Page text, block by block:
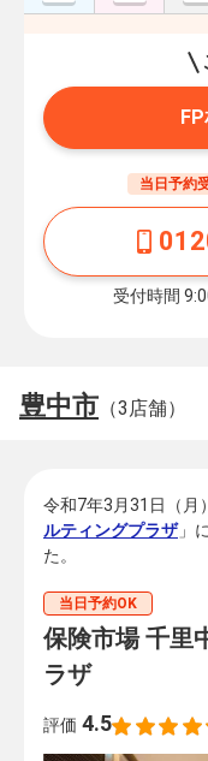
当日予約
受付時間
豊中市 （3店舗）
令和7年3月31日（月
ルティングプラザ」
た。
当日予約OK
保険市場 千里
ラザ
評価 4.5